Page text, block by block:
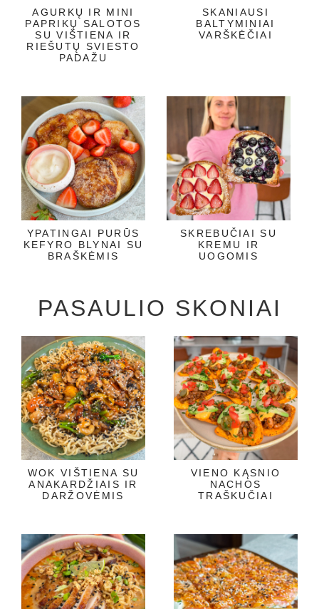
AGURKŲ IR MINI
PAPRIKŲ SALOTOS
SU VIŠTIENA IR
RIEŠUTŲ SVIESTO
PADAŽU
SKANIAUSI
BALTYMINIAI
VARŠKĖČIAI
YPATINGAI PURŪS
KEFYRO BLYNAI SU
BRAŠKĖMIS
SKREBUČIAI SU
KREMU IR
UOGOMIS
PASAULIO SKONIAI
WOK VIŠTIENA SU
ANAKARDŽIAIS IR
DARŽOVĖMIS
VIENO KĄSNIO
NACHOS
TRAŠKUČIAI